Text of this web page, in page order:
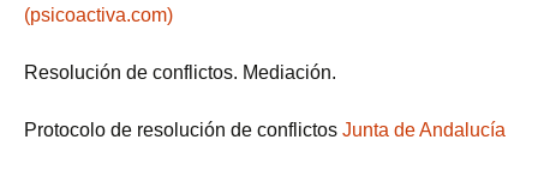
(psicoactiva.com)
Resolución de conflictos. Mediación.
Protocolo de resolución de conflictos Junta de Andalucía